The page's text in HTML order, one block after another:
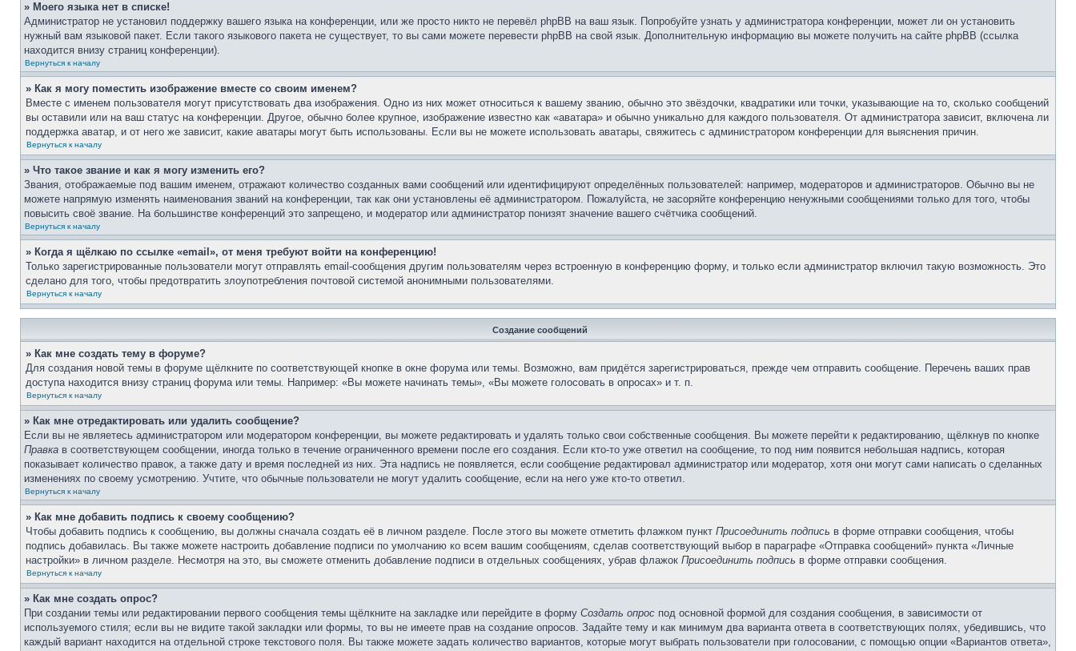
» Моего языка нет в списке!
Администратор не установил поддержку вашего языка на конференции, или же просто никто не перевёл phpBB на ваш язык. Попробуйте узнать у администратора конференции, может ли он установить
нужный вам языковой пакет. Если такого языкового пакета не существует, то вы сами можете перевести phpBB на свой язык. Дополнительную информацию вы можете получить на сайте phpBB (ссылка
находится внизу страниц конференции).
Вернуться к началу
» Как я могу поместить изображение вместе со своим именем?
Вместе с именем пользователя могут присутствовать два изображения. Одно из них может относиться к вашему званию, обычно это звёздочки, квадратики или точки, указывающие на то, сколько сообщений
вы оставили или на ваш статус на конференции. Другое, обычно более крупное, изображение известно как «аватара» и обычно уникально для каждого пользователя. От администратора зависит, включена ли
поддержка аватар, и от него же зависит, какие аватары могут быть использованы. Если вы не можете использовать аватары, свяжитесь с администратором конференции для выяснения причин.
Вернуться к началу
» Что такое звание и как я могу изменить его?
Звания, отображаемые под вашим именем, отражают количество созданных вами сообщений или идентифицируют определённых пользователей: например, модераторов и администраторов. Обычно вы не
можете напрямую изменять наименования званий на конференции, так как они установлены её администратором. Пожалуйста, не засоряйте конференцию ненужными сообщениями только для того, чтобы
повысить своё звание. На большинстве конференций это запрещено, и модератор или администратор понизят значение вашего счётчика сообщений.
Вернуться к началу
» Когда я щёлкаю по ссылке «email», от меня требуют войти на конференцию!
Только зарегистрированные пользователи могут отправлять email-сообщения другим пользователям через встроенную в конференцию форму, и только если администратор включил такую возможность. Это
сделано для того, чтобы предотвратить злоупотребления почтовой системой анонимными пользователями.
Вернуться к началу
Создание сообщений
» Как мне создать тему в форуме?
Для создания новой темы в форуме щёлкните по соответствующей кнопке в окне форума или темы. Возможно, вам придётся зарегистрироваться, прежде чем отправить сообщение. Перечень ваших прав
доступа находится внизу страниц форума или темы. Например: «Вы можете начинать темы», «Вы можете голосовать в опросах» и т. п.
Вернуться к началу
» Как мне отредактировать или удалить сообщение?
Если вы не являетесь администратором или модератором конференции, вы можете редактировать и удалять только свои собственные сообщения. Вы можете перейти к редактированию, щёлкнув по кнопке
Правка в соответствующем сообщении, иногда только в течение ограниченного времени после его создания. Если кто-то уже ответил на сообщение, то под ним появится небольшая надпись, которая
показывает количество правок, а также дату и время последней из них. Эта надпись не появляется, если сообщение редактировал администратор или модератор, хотя они могут сами написать о сделанных
изменениях по своему усмотрению. Учтите, что обычные пользователи не могут удалить сообщение, если на него уже кто-то ответил.
Вернуться к началу
» Как мне добавить подпись к своему сообщению?
Чтобы добавить подпись к сообщению, вы должны сначала создать её в личном разделе. После этого вы можете отметить флажком пункт Присоединить подпись в форме отправки сообщения, чтобы
подпись добавилась. Вы также можете настроить добавление подписи по умолчанию ко всем вашим сообщениям, сделав соответствующий выбор в параграфе «Отправка сообщений» пункта «Личные
настройки» в личном разделе. Несмотря на это, вы сможете отменить добавление подписи в отдельных сообщениях, убрав флажок Присоединить подпись в форме отправки сообщения.
Вернуться к началу
» Как мне создать опрос?
При создании темы или редактировании первого сообщения темы щёлкните на закладке или перейдите в форму Создать опрос под основной формой для создания сообщения, в зависимости от
используемого стиля; если вы не видите такой закладки или формы, то вы не имеете прав на создание опросов. Задайте тему и как минимум два варианта ответа в соответствующих полях, убедившись, что
каждый вариант находится на отдельной строке текстового поля. Вы также можете задать количество вариантов, которые могут выбрать пользователи при голосовании, с помощью опции «Вариантов ответа»,